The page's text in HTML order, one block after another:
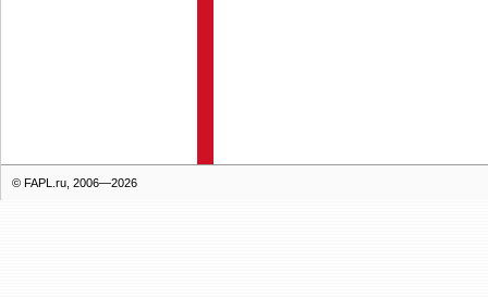
© FAPL.ru, 2006—2026